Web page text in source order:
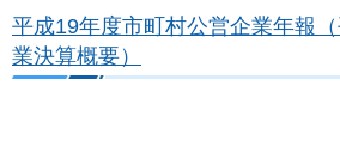
平成19年度市町村公営企業年報
業決算概要）